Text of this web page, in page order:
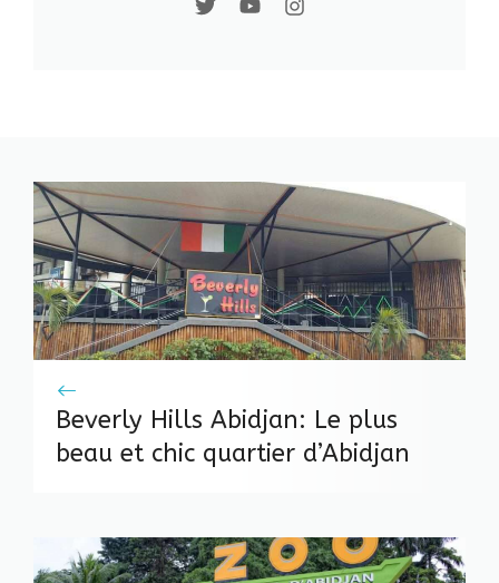
Beverly Hills Abidjan: Le plus
beau et chic quartier d’Abidjan